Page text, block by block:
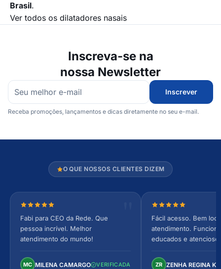
Brasil.
Ver todos os dilatadores nasais
Inscreva-se na
nossa Newsletter
Inscrever
Receba promoções, lançamentos e dicas diretamente no seu e-mail.
O QUE NOSSOS CLIENTES DIZEM
Nota 5 de 5 estrelas
Fabi para CEO da Rede. Que
pessoa incrível. Melhor
atendimento do mundo!
MC MILENA CAMARGO VERIFICADA
Nota 5 de 5
Fácil acesso. Bem
atendimento.
educados e
Perfeito!
ZR ZENHA REGINA